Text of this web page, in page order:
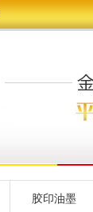
胶印油墨